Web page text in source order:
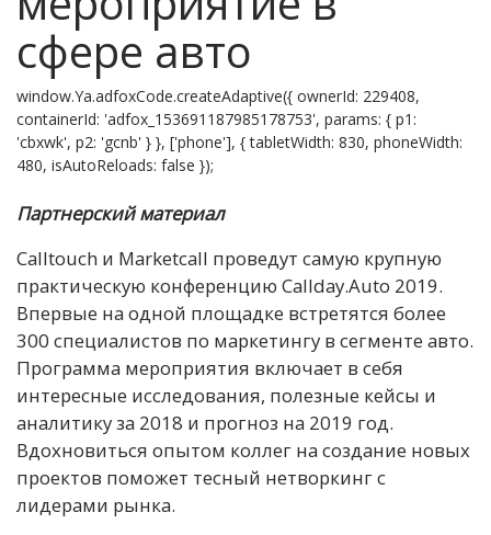
сфере авто
window.Ya.adfoxCode.createAdaptive({ ownerId: 229408,
containerId: 'adfox_153691187985178753', params: { p1:
'cbxwk', p2: 'gcnb' } }, ['phone'], { tabletWidth: 830, phoneWidth:
480, isAutoReloads: false });
Партнерский материал
Calltouch и Marketcall проведут самую крупную
практическую конференцию Callday.Auto 2019.
Впервые на одной площадке встретятся более
300 специалистов по маркетингу в сегменте авто.
Программа мероприятия включает в себя
интересные исследования, полезные кейсы и
аналитику за 2018 и прогноз на 2019 год.
Вдохновиться опытом коллег на создание новых
проектов поможет тесный нетворкинг с
лидерами рынка.